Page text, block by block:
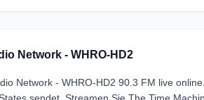
Network - WHRO-HD2
Network - WHRO-HD2 90.3 FM live